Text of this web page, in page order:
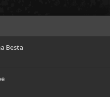
Besta